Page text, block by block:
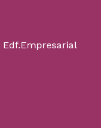
Edf.Empresarial